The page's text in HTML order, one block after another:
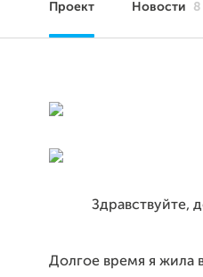
Проект Новости 8
Здравствуйте,
Долгое время я жила